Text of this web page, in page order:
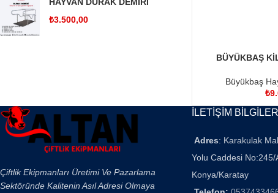
₺3.500,00
SEPETE EKLE
BÜYÜKBAŞ
Büyükbaş
₺
Çiftlik Ekipmanları Üretimi Ve Pazarlama
Sektöründe Kalitenin Asıl Adresi Olmaya
İLETİŞİM BİLGİLERİ
Adres: Karakulak
Yolu Caddesi
Konya/Karatay